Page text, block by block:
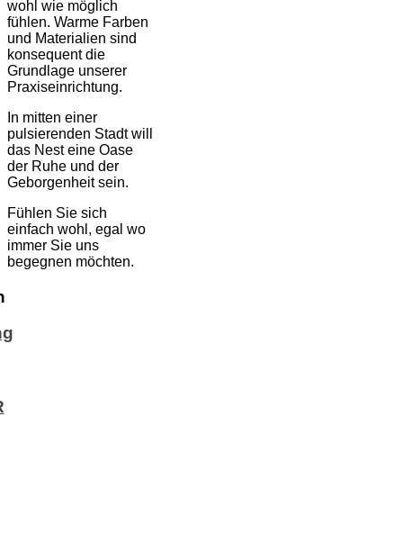
wohl wie möglich
fühlen. Warme Farben
und Materialien sind
konsequent die
Grundlage unserer
Praxiseinrichtung.
In mitten einer
pulsierenden Stadt will
das Nest eine Oase
der Ruhe und der
Geborgenheit sein.
Fühlen Sie sich
einfach wohl, egal wo
immer Sie uns
begegnen möchten.